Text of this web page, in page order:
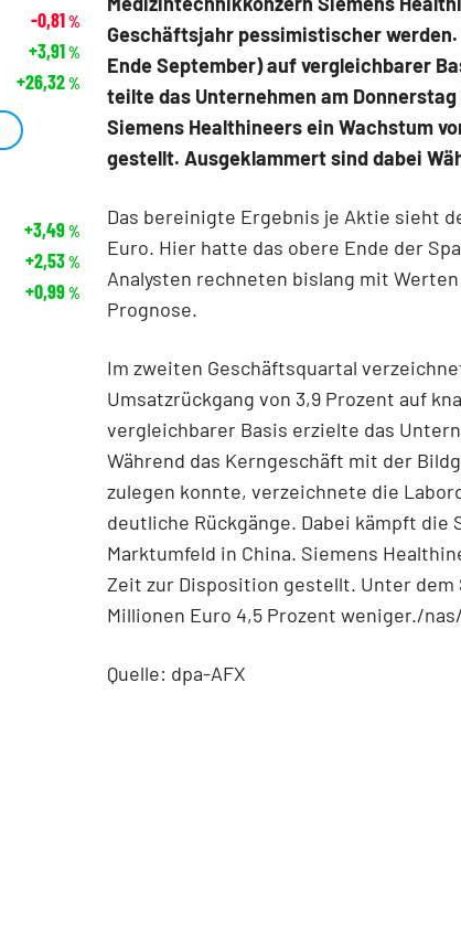
Geschäftsjahr pessimistischer
Ende September) auf vergleichbarer
teilte das Unternehmen am
Siemens Healthineers ein Wachstum
gestellt. Ausgeklammert sind dabei
Das bereinigte Ergebnis je Aktie sieht
Euro. Hier hatte das obere Ende der
Analysten rechneten bislang mit
Prognose.
Im zweiten Geschäftsquartal
Umsatzrückgang von 3,9 Prozent auf
vergleichbarer Basis erzielte das
Während das Kerngeschäft mit der
zulegen konnte, verzeichnete die
deutliche Rückgänge. Dabei kämpft
Marktumfeld in China. Siemens
Zeit zur Disposition gestellt. Unter
Millionen Euro 4,5 Prozent weniger./
Quelle: dpa-AFX
-0,81%
+3,91%
+26,32%
+3,49%
+2,53%
+0,99%